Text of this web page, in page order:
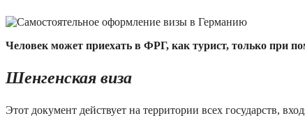
Человек может приехать в ФРГ, как турист, только при
Шенгенская виза
Этот документ действует на территории всех государств,